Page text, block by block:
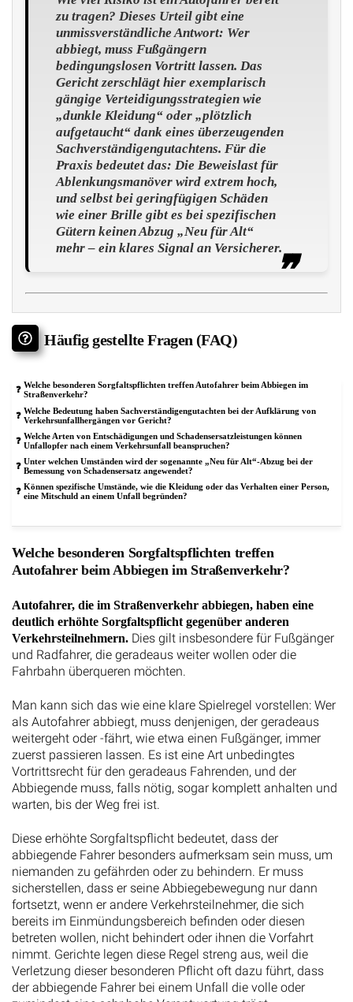
zu tragen? Dieses Urteil gibt eine
unmissverständliche Antwort: Wer
abbiegt, muss Fußgängern
bedingungslosen Vortritt lassen. Das
Gericht zerschlägt hier exemplarisch
gängige Verteidigungsstrategien wie
„dunkle Kleidung“ oder „plötzlich
aufgetaucht“ dank eines überzeugenden
Sachverständigengutachtens. Für die
Praxis bedeutet das: Die Beweislast für
Ablenkungsmanöver wird extrem hoch,
und selbst bei geringfügigen Schäden
wie einer Brille gibt es bei spezifischen
Gütern keinen Abzug „Neu für Alt“
mehr – ein klares Signal an Versicherer.
Häufig gestellte Fragen (FAQ)
Welche besonderen Sorgfaltspflichten treffen Autofahrer beim Abbiegen im
Straßenverkehr?
Welche Bedeutung haben Sachverständigengutachten bei der Aufklärung von
Verkehrsunfallhergängen vor Gericht?
Welche Arten von Entschädigungen und Schadensersatzleistungen können
Unfallopfer nach einem Verkehrsunfall beanspruchen?
Unter welchen Umständen wird der sogenannte „Neu für Alt“-Abzug bei der
Bemessung von Schadensersatz angewendet?
Können spezifische Umstände, wie die Kleidung oder das Verhalten einer Person,
eine Mitschuld an einem Unfall begründen?
Welche besonderen Sorgfaltspflichten treffen
Autofahrer beim Abbiegen im Straßenverkehr?
Autofahrer, die im Straßenverkehr abbiegen, haben eine
deutlich erhöhte Sorgfaltspflicht gegenüber anderen
Verkehrsteilnehmern. Dies gilt insbesondere für Fußgänger
und Radfahrer, die geradeaus weiter wollen oder die
Fahrbahn überqueren möchten.
Man kann sich das wie eine klare Spielregel vorstellen: Wer
als Autofahrer abbiegt, muss denjenigen, der geradeaus
weitergeht oder -fährt, wie etwa einen Fußgänger, immer
zuerst passieren lassen. Es ist eine Art unbedingtes
Vortrittsrecht für den geradeaus Fahrenden, und der
Abbiegende muss, falls nötig, sogar komplett anhalten und
warten, bis der Weg frei ist.
Diese erhöhte Sorgfaltspflicht bedeutet, dass der
abbiegende Fahrer besonders aufmerksam sein muss, um
niemanden zu gefährden oder zu behindern. Er muss
sicherstellen, dass er seine Abbiegebewegung nur dann
fortsetzt, wenn er andere Verkehrsteilnehmer, die sich
bereits im Einmündungsbereich befinden oder diesen
betreten wollen, nicht behindert oder ihnen die Vorfahrt
nimmt. Gerichte legen diese Regel streng aus, weil die
Verletzung dieser besonderen Pflicht oft dazu führt, dass
der abbiegende Fahrer bei einem Unfall die volle oder